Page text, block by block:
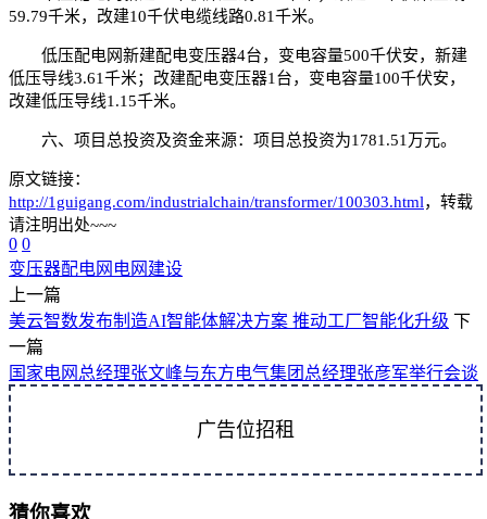
59.79千米，改建10千伏电缆线路0.81千米。
低压配电网新建配电变压器4台，变电容量500千伏安，新建
低压导线3.61千米；改建配电变压器1台，变电容量100千伏安，
改建低压导线1.15千米。
六、项目总投资及资金来源：项目总投资为1781.51万元。
原文链接：
http://1guigang.com/industrialchain/transformer/100303.html，转载
请注明出处~~~
0 0
变压器配电网 电网建设
上一篇
美云智数发布制造AI智能体解决方案 推动工厂智能化升级 下
一篇
国家电网总经理张文峰与东方电气集团总经理张彦军举行会谈
广告位招租
猜你喜欢